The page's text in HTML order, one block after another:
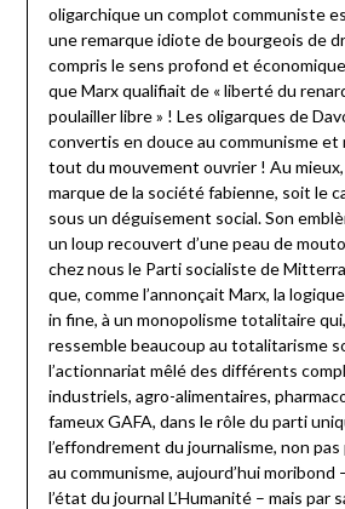
oligarchique un complot communiste
une remarque idiote de bourgeois de
compris le sens profond et
que Marx qualifiait de « liberté du
poulailler libre » ! Les oligarques de
convertis en douce au communisme et
tout du mouvement ouvrier ! Au mieux,
marque de la société fabienne, soit le
sous un déguisement social. Son
un loup recouvert d’une peau de
chez nous le Parti socialiste de
que, comme l’annonçait Marx, la
in fine, à un monopolisme totalitaire
ressemble beaucoup au totalitarisme
l’actionnariat mêlé des différents
industriels, agro-alimentaires,
fameux GAFA, dans le rôle du parti
l’effondrement du journalisme, non pas
au communisme, aujourd’hui
l’état du journal L’Humanité – mais par